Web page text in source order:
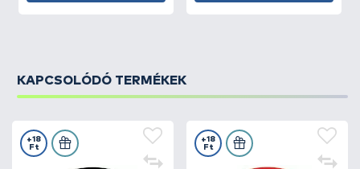
KAPCSOLÓDÓ TERMÉKEK
+18
Ft
+18
Ft